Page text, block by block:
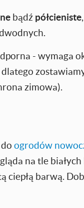
bądź półcieniste
- wymaga
zimowa).
ogrodów
na tle
ciepłą barwą.